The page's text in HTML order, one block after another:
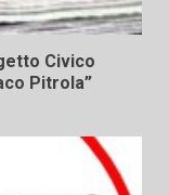
Civico
Pitrola”